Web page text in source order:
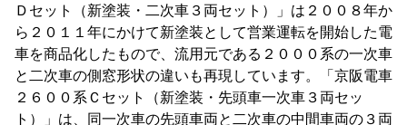
Ｄセット（新塗装・二次車３両セット）」は２００８年か
ら２０１１年にかけて新塗装として営業運転を開始した電
車を商品化したもので、流用元である２０００系の一次車
と二次車の側窓形状の違いも再現しています。「京阪電車
２６００系Ｃセット（新塗装・先頭車一次車３両セッ
ト）」は、同一次車の先頭車両と二次車の中間車両の３両